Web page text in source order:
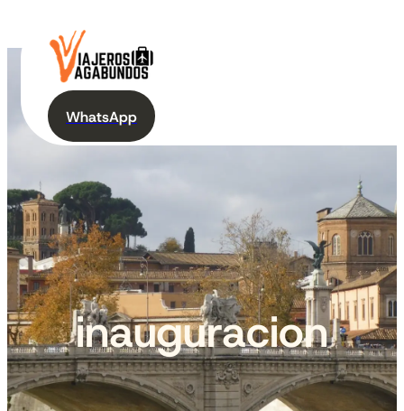
WhatsApp
inauguracion